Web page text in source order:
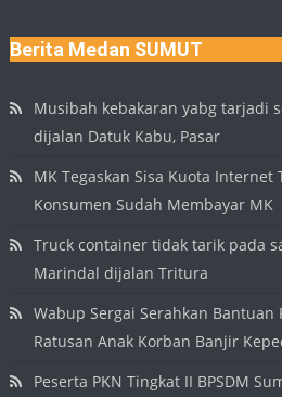
Berita Medan SUMUT
Musibah kebakaran yabg tarjadi
dijalan Datuk Kabu, Pasar
MK Tegaskan Sisa Kuota Internet
Konsumen Sudah Membayar MK
Truck container tidak tarik pada
Marindal dijalan Tritura
Wabup Sergai Serahkan Bantuan
Ratusan Anak Korban Banjir
Peserta PKN Tingkat II BPSDM